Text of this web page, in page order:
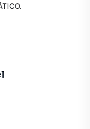
do bairro Novo
pelo telefone (11)
de apartamentos,